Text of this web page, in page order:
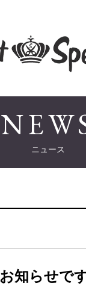
ニュース
知らせです